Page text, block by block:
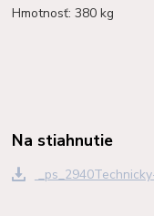
Hmotnosť: 380 kg
Na stiahnutie